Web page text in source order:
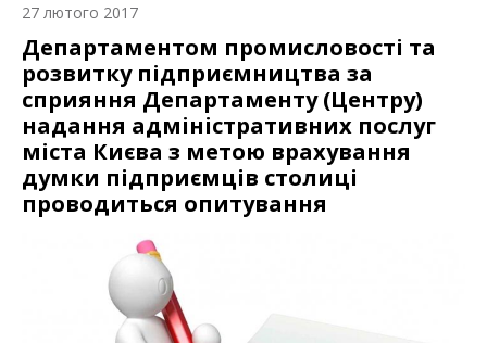
27 лютого 2017
Департаментом промисловості та
розвитку підприємництва за
сприяння Департаменту (Центру)
надання адміністративних послуг
міста Києва з метою врахування
думки підприємців столиці
проводиться опитування